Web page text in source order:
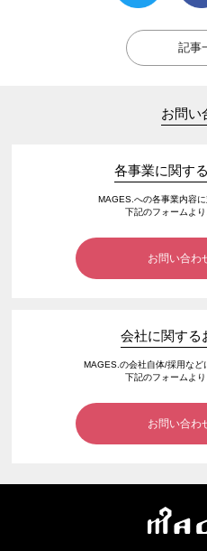
記事
お問い
各事業に関す
MAGES.への各事業内容に
下記のフォームより
お問い合わ
会社に関する
MAGES.の会社自体/採用など
下記のフォームより
お問い合わ